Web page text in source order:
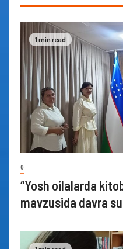
1 min read
0
“Yosh oilalarda
mavzusida davra